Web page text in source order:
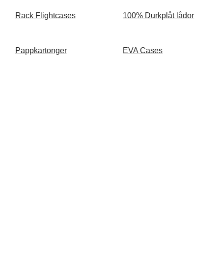
Rack Flightcases
Pappkartonger
100% Durkplåt lådor
EVA Cases